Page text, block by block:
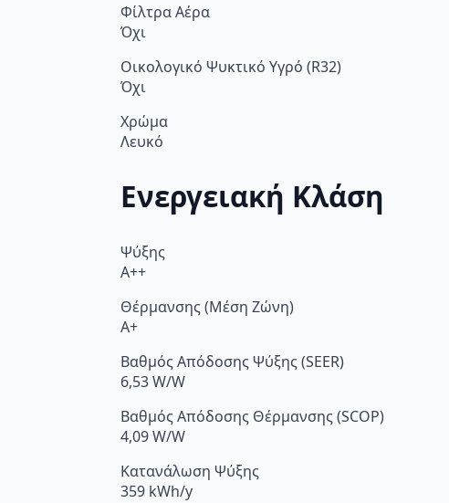
Φίλτρα Αέρα
Όχι
Οικολογικό Ψυκτικό Υγρό (R32)
Όχι
Χρώμα
Λευκό
Ενεργειακή Κλάση
Ψύξης
A++
Θέρμανσης (Μέση Ζώνη)
A+
Βαθμός Απόδοσης Ψύξης (SEER)
6,53 W/W
Βαθμός Απόδοσης Θέρμανσης (SCOP)
4,09 W/W
Κατανάλωση Ψύξης
359 kWh/y